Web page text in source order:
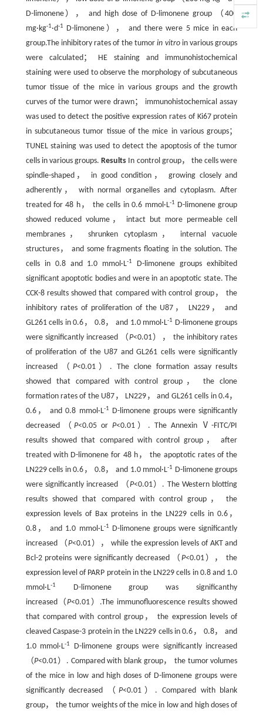
D-limonene）， and high dose of D-limonene group （400
mg·kg-1·d-1
D-limonene）， and there were 5 mice in each
group.The inhibitory rates of the tumorin vitroin various groups
were calculated； HE staining and immunohistochemical
staining were used to observe the morphology of subcutaneous
tumor tissue of the mice in various groups and the growth
curves of the tumor were drawn； immunohistochemical assay
was used to detect the positive expression rates of Ki67 protein
in subcutaneous tumor tissue of the mice in various groups；
TUNEL staining was used to detect the apoptosis of the tumor
cells in various groups.Results In control group， the cells were
spindle-shaped， in good condition， growing closely and
adherently， with normal organelles and cytoplasm. After
treated for 48 h， the cells in 0.6 mmol·L-1 D-limonene group
showed reduced volume， intact but more permeable cell
membranes， shrunken cytoplasm， internal vacuole
structures， and some fragments floating in the solution. The
cells in 0.8 and 1.0 mmol·L-1
D-limonene groups exhibited
significant apoptotic bodies and were in an apoptotic state. The
CCK-8 results showed that compared with control group， the
inhibitory rates of proliferation of the U87， LN229， and
GL261 cells in 0.6， 0.8， and 1.0 mmol·L-1 D-limonene groups
were significantly increased （P<0.01）， the inhibitory rates
of proliferation of the U87 and GL261 cells were significantly
increased （P<0.01）. The clone formation assay results
showed that compared with control group， the clone
formation rates of the U87， LN229， and GL261 cells in 0.4，
0.6， and 0.8 mmol·L-1
D-limonene groups were significantly
decreased （P<0.05 orP<0.01）. The Annexin Ⅴ-FITC/PI
results showed that compared with control group， after
treated with D-limonene for 48 h， the apoptotic rates of the
LN229 cells in 0.6， 0.8， and 1.0 mmol·L-1 D-limonene groups
were significantly increased （P<0.01）. The Western blotting
results showed that compared with control group， the
expression levels of Bax proteins in the LN229 cells in 0.6，
0.8， and 1.0 mmol·L-1
D-limonene groups were significantly
increased （P<0.01）， while the expression levels of AKT and
Bcl-2 proteins were significantly decreased （P<0.01）， the
expression level of PARP protein in the LN229 cells in 0.8 and 1.0
mmol·L-1
D-limonene group was significanthy
increased（P<0.01）.The immunofluorescence results showed
that compared with control group， the expression levels of
cleaved Caspase-3 protein in the LN229 cells in 0.6， 0.8， and
1.0 mmol·L-1
D-limonene groups were significantly increased
（P<0.01）. Compared with blank group， the tumor volumes
of the mice in low and high doses of D-limonene groups were
significantly decreased （ P<0.01）. Compared with blank
group， the tumor weights of the mice in low and high doses of